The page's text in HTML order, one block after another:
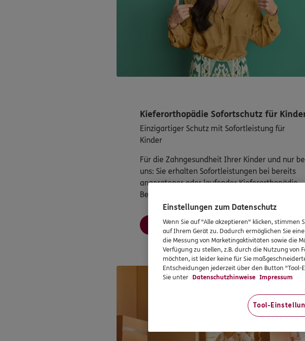
Kieferorthopädie Sofortschutz für
Einzigartiger Schutz mit Sofortleistung für
Kinder
Für die Zahngesundheit Ihrer Kinder und nur
uns: Sie erhalten Sofortleistungen bei bereits
angeratener oder laufender Kieferorthopädie-
Behandlung.
Mehr erfahren
Einstellungen zum Datenschutz
Wenn Sie auf "Alle akzeptieren" klicken, stimmen
auf Ihrem Gerät zu. Dadurch ermöglichen Sie
die Messung von Marketingaktivitäten sowie die
Verfügung zu stellen, z.B. durch die Nutzung von
möchten, ist leider keine für Sie
Entscheidungen jederzeit über den Button "Tool-
Sie unter Datenschutzhinweise Impressum
Tool-